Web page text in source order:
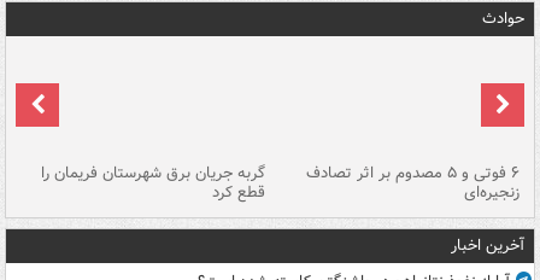
حوادث
۶ فوتی و ۵ مصدوم بر اثر تصادف
زنجیره‌ای
گربه جریان برق شهرستان فریمان را
قطع کرد
آخرین اخبار